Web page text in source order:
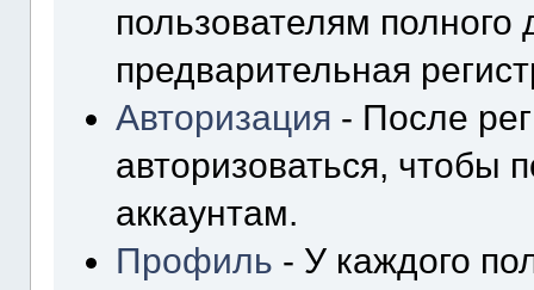
пользователям полного
предварительная
Авторизация - После
авторизоваться, чтобы
аккаунтам.
Профиль - У каждого